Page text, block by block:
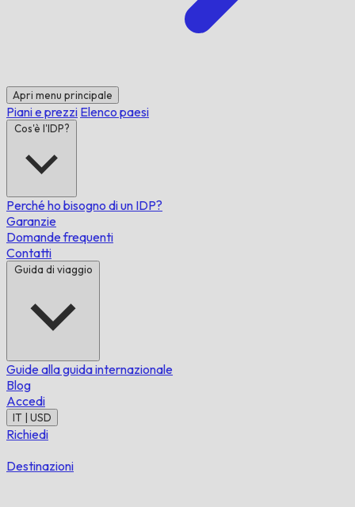
Apri menu principale
Piani e prezzi Elenco paesi
Cos'è l'IDP?
Perché ho bisogno di un IDP?
Garanzie
Domande frequenti
Contatti
Guida di viaggio
Guide alla guida internazionale
Blog
Accedi
IT | USD
Richiedi
Destinazioni